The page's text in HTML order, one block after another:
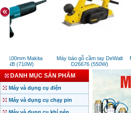
100mm Makita
(710W)
Máy bào gỗ cầm tay DeWalt
D26676 (550W)
DANH MỤC SẢN PHẨM
Máy và dụng cụ điện
Máy và dụng cụ chạy pin